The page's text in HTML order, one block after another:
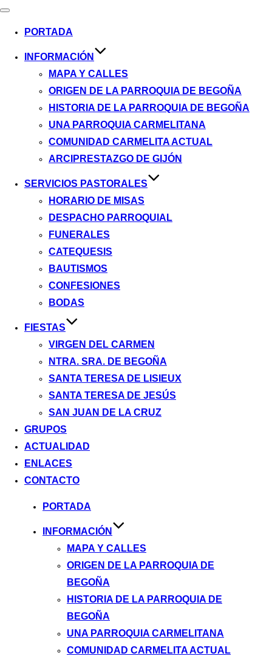
Alternar
PORTADA
INFORMACIÓN
MAPA Y CALLES
ORIGEN DE LA PARROQUIA DE BEGOÑA
HISTORIA DE LA PARROQUIA DE BEGOÑA
UNA PARROQUIA CARMELITANA
COMUNIDAD CARMELITA ACTUAL
ARCIPRESTAZGO DE GIJÓN
SERVICIOS PASTORALES
HORARIO DE MISAS
DESPACHO PARROQUIAL
FUNERALES
CATEQUESIS
BAUTISMOS
CONFESIONES
BODAS
FIESTAS
VIRGEN DEL CARMEN
NTRA. SRA. DE BEGOÑA
SANTA TERESA DE LISIEUX
SANTA TERESA DE JESÚS
SAN JUAN DE LA CRUZ
GRUPOS
ACTUALIDAD
ENLACES
CONTACTO
contenido
PORTADA
INFORMACIÓN
MAPA Y CALLES
ORIGEN DE LA PARROQUIA DE
BEGOÑA
HISTORIA DE LA PARROQUIA DE
BEGOÑA
UNA PARROQUIA CARMELITANA
COMUNIDAD CARMELITA ACTUAL